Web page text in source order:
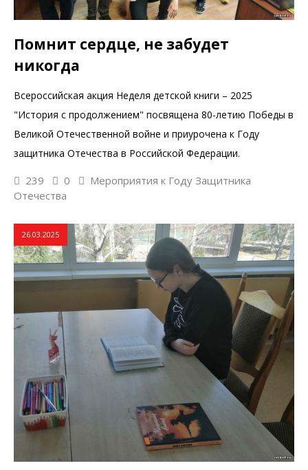
Помнит сердце, не забудет
никогда
Всероссийская акция Неделя детской книги – 2025
"История с продолжением" посвящена 80-летию Победы в
Великой Отечественной войне и приурочена к Году
защитника Отечества в Российской Федерации.
239 0
Мероприятия к Году Защитника
Отечества
26.03.2025